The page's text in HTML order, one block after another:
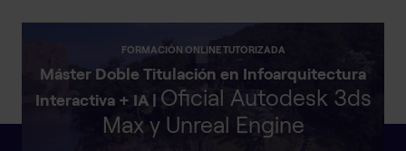
FORMACIÓN ONLINE TUTORIZADA
Máster Doble Titulación en Infoarquitectura
Interactiva + IA | Oficial Autodesk 3ds
Max y Unreal Engine